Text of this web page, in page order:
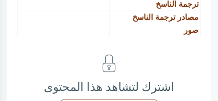
ترجمة الناسخ
مصادر ترجمة الناسخ
صور
اشترك لتشاهد هذا المحتوى